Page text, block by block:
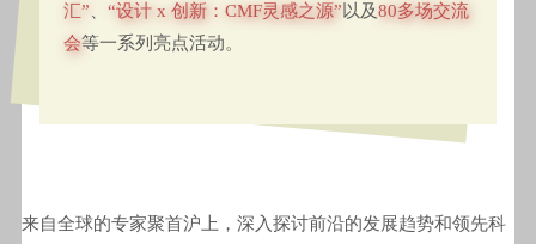
汇”
“设计 x 创新：CMF灵感之源” 以及80多场交流
会等一系列亮点活动。
来自全球的专家聚首沪上，深入探讨前沿的发展趋势和领先科